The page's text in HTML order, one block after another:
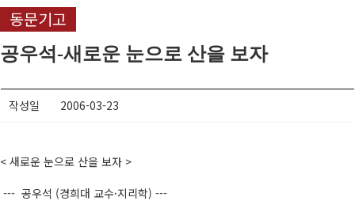
동문기고
공우석-새로운 눈으로 산을 보자
작성일 2006-03-23
< 새로운 눈으로 산을 보자 >
--- 공우석 (경희대 교수·지리학) ---